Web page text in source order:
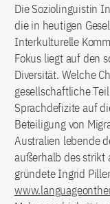
Die Soziolinguistin
die in heutigen
Interkulturelle
Fokus liegt auf den
Diversität. Welche
gesellschaftliche
Sprachdefizite auf
Beteiligung von
Australien lebende
außerhalb des strikt
gründete Ingrid